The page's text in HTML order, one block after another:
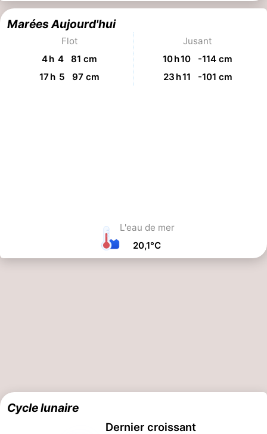
Marées Aujourd'hui
Flot
4 h 4 81 cm
17 h 5 97 cm
Jusant
10 h 10 -114 cm
23 h 11 -101 cm
L'eau de mer
20,1°C
Cycle lunaire
Dernier croissant